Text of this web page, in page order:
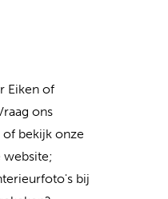
Eiken of
ons
of bekijk onze
website;
bij